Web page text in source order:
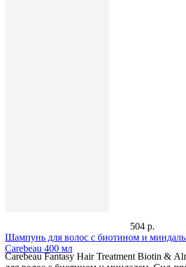
504 р.
Шампунь для волос с биотином и
Carebeau 400 мл
Carebeau Fantasy Hair Treatment Biotin &